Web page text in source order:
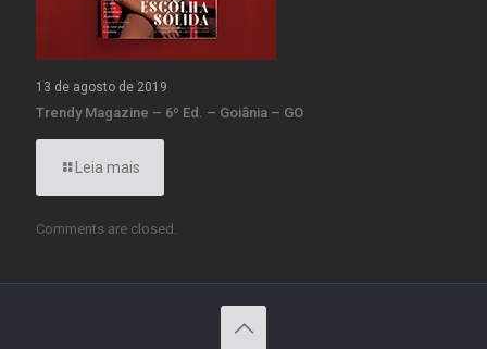
13 de agosto de 2019
Trendy Magazine – 6º Ed. – Goiânia – GO
Leia mais
Comments are closed.